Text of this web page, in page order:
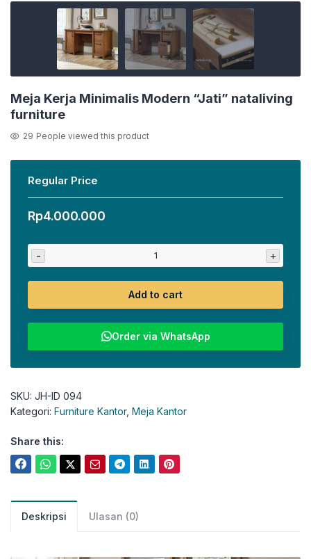
Meja Kerja Minimalis Modern “Jati” nataliving
furniture
29 People viewed this product
Regular Price
Rp4.000.000
- +
Add to cart
Order via WhatsApp
SKU: JH-ID 094
Kategori: Furniture Kantor, Meja Kantor
Share this:
Deskripsi Ulasan (0)